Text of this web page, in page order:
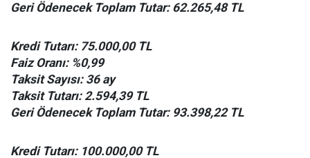
Geri Ödenecek Toplam Tutar: 62.265,48 TL
Kredi Tutarı: 75.000,00 TL
Faiz Oranı: %0,99
Taksit Sayısı: 36 ay
Taksit Tutarı: 2.594,39 TL
Geri Ödenecek Toplam Tutar: 93.398,22 TL
Kredi Tutarı: 100.000,00 TL